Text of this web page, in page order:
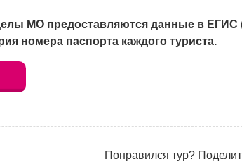
МО предоставляются данные в
номера паспорта каждого туриста.
Понравился тур?